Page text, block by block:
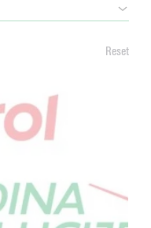
Reset